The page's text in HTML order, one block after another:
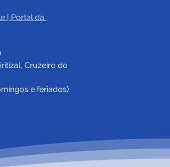
Portal da
Cruzeiro do
e feriados)